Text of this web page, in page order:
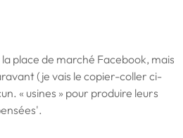
place de marché Facebook, mais
(je vais le copier-coller ci-
« usines » pour produire leurs